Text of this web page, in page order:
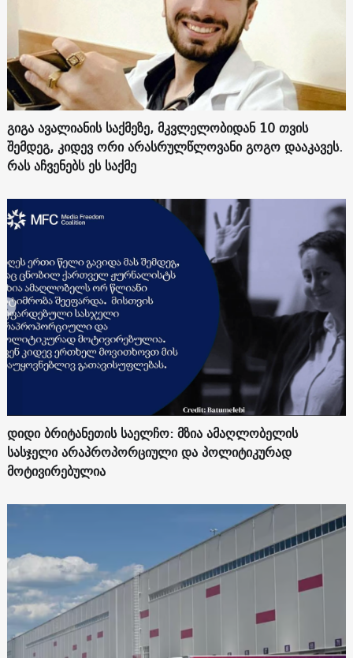
გიგა ავალიანის საქმეზე, მკვლელობიდან 10 თვის
შემდეგ, კიდევ ორი არასრულწლოვანი გოგო დააკავეს.
რას აჩვენებს ეს საქმე
დიდი ბრიტანეთის საელჩო: მზია ამაღლობელის
სასჯელი არაპროპორციული და პოლიტიკურად
მოტივირებულია